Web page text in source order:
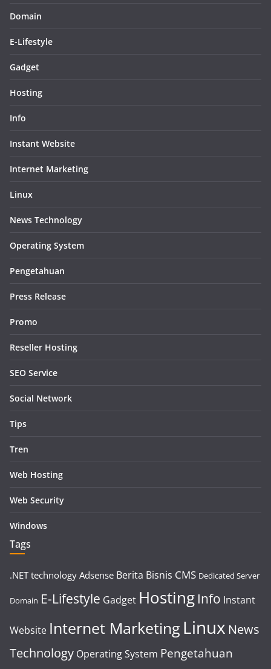
Domain
E-Lifestyle
Gadget
Hosting
Info
Instant Website
Internet Marketing
Linux
News Technology
Operating System
Pengetahuan
Press Release
Promo
Reseller Hosting
SEO Service
Social Network
Tips
Tren
Web Hosting
Web Security
Windows
Tags
.NET technology Adsense Berita Bisnis CMS Dedicated Server
Domain E-Lifestyle Gadget Hosting Info Instant
Website Internet Marketing Linux News
Technology Operating System Pengetahuan